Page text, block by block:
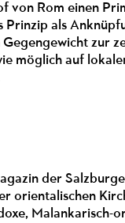
von Rom einen
Prinzip als
zur
möglich auf
der
orientalischen
Malankarisch-